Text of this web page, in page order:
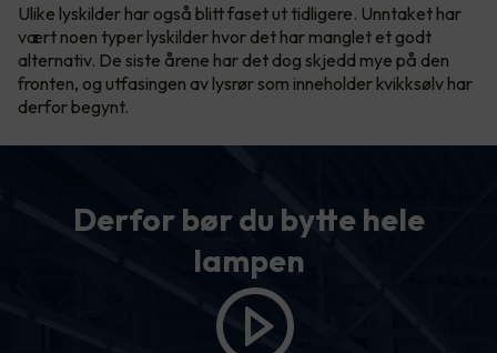
Ulike lyskilder har også blitt faset ut tidligere. Unntaket har
vært noen typer lyskilder hvor det har manglet et godt
alternativ. De siste årene har det dog skjedd mye på den
fronten, og utfasingen av lysrør som inneholder kvikksølv har
derfor begynt.
Derfor bør du bytte hele
lampen